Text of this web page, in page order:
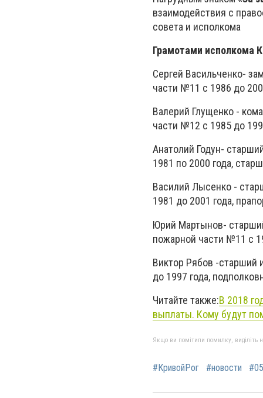
взаимодействия с
совета и исполкома
Грамотами исполкома
Сергей Васильченко-
части №11 с 1986 до
Валерий Глущенко -
части №12 с 1985 до
Анатолий Годун-
1981 по 2000 года,
Василий Лысенко -
1981 до 2001 года,
Юрий Мартынов-
пожарной части №11 с
Виктор Рябов -старший
до 1997 года,
Читайте также:В 2018
выплаты. Кому будут
Якщо ви помітили помилку, виділіть
#КривойРог #новости